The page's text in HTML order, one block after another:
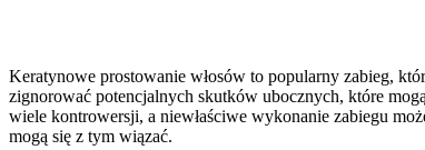
Keratynowe prostowanie włosów to popularny zabieg,
zignorować potencjalnych skutków ubocznych, które
wiele kontrowersji, a niewłaściwe wykonanie zabiegu
mogą się z tym wiązać.